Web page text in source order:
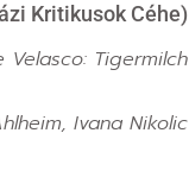
Kritikusok Céhe)
Velasco: Tigermilch
Ivana Nikolic